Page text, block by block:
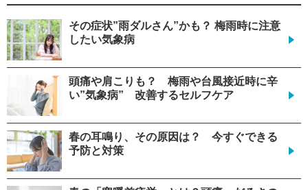
その症状”雨ダルさん”かも？ 梅雨時に注意
したい気象病
頭痛や肩こりも？ 梅雨や台風接近時に辛
い”気象病” 改善するセルフケア
春の耳鳴り、その原因は？ 今すぐできる
予防と対策